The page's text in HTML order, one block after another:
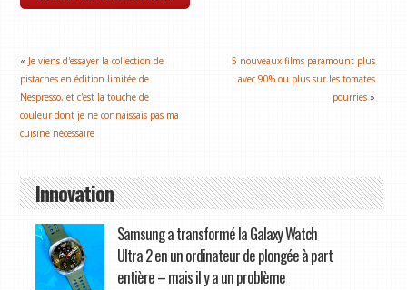
« Je viens d'essayer la collection de
pistaches en édition limitée de
Nespresso, et c'est la touche de
couleur dont je ne connaissais pas ma
cuisine nécessaire
5 nouveaux films paramount plus
avec 90% ou plus sur les tomates
pourries »
Innovation
Samsung a transformé la Galaxy Watch
Ultra 2 en un ordinateur de plongée à part
entière – mais il y a un problème